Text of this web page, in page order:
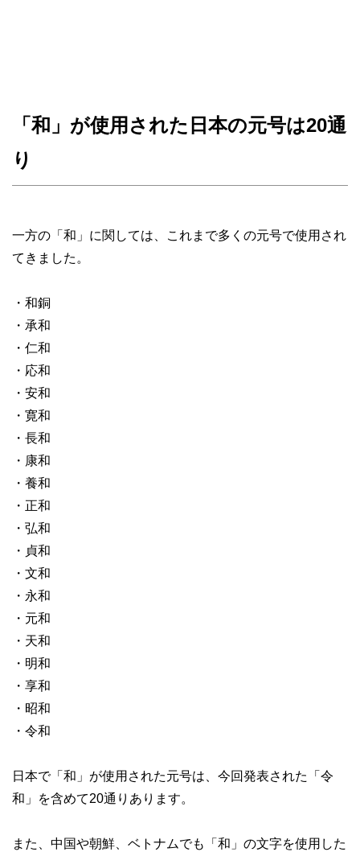
「和」が使用された日本の元号は20通
り
一方の「和」に関しては、これまで多くの元号で使用され
てきました。
・和銅
・承和
・仁和
・応和
・安和
・寛和
・長和
・康和
・養和
・正和
・弘和
・貞和
・文和
・永和
・元和
・天和
・明和
・享和
・昭和
・令和
日本で「和」が使用された元号は、今回発表された「令
和」を含めて20通りあります。
また、中国や朝鮮、ベトナムでも「和」の文字を使用した